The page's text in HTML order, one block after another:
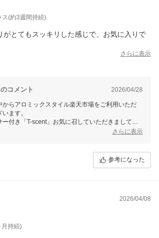
しております。
ス(約3週間持続)
がとてもスッキリした感じで、お気に入りで
さらに表示
コメント 2026/04/28
からアロミックスタイル楽天市場をご利用いただ
ます。
付き「T-scent」お気に召していただきまして嬉
ですが、消臭効果にも優れたブレンドでございま
さらに表示
参考になった
2026/04/08
月持続)